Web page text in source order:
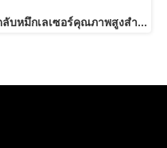
ตลับหมึกเลเซอร์คุณภาพสูงสำหรับ HP และ Canon รุ่น CE285A/CB435ACanon 325/312/313/125/712/713/725-JUMBO